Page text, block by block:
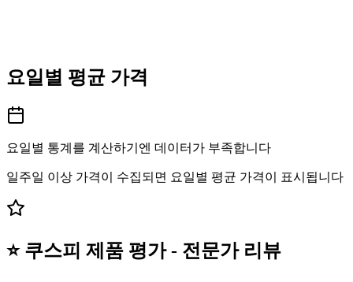
요일별 평균 가격
요일별 통계를 계산하기엔 데이터가 부족합니다
일주일 이상 가격이 수집되면 요일별 평균 가격이 표시됩니다
⭐ 쿠스피 제품 평가 - 전문가 리뷰